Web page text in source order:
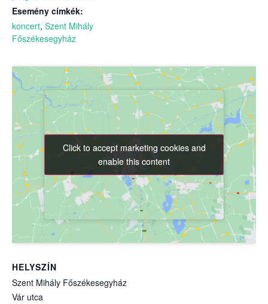
Esemény címkék:
koncert, Szent Mihály
Főszékesegyház
HELYSZÍN
Szent Mihály Főszékesegyház
Vár utca
Click to accept marketing cookies and
enable this content
Click to accept marketing cookies and
enable this content